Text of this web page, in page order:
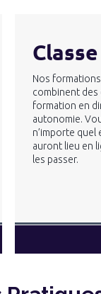
Nos
combinent des
formation en
autonomie.
n’importe quel
auront lieu en
les passer.